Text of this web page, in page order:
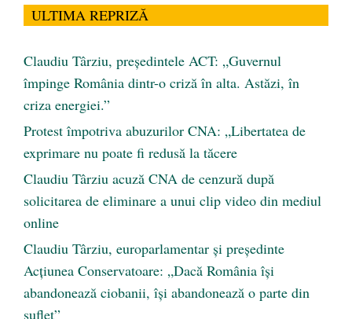
ULTIMA REPRIZĂ
Claudiu Târziu, președintele ACT: „Guvernul
împinge România dintr-o criză în alta. Astăzi, în
criza energiei.”
Protest împotriva abuzurilor CNA: „Libertatea de
exprimare nu poate fi redusă la tăcere
Claudiu Târziu acuză CNA de cenzură după
solicitarea de eliminare a unui clip video din mediul
online
Claudiu Târziu, europarlamentar și președinte
Acțiunea Conservatoare: „Dacă România își
abandonează ciobanii, își abandonează o parte din
suflet”